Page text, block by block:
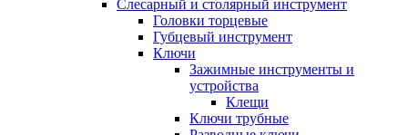
Слесарный и столярный инструмент
Головки торцевые
Губцевый инструмент
Ключи
Зажимные инструменты и
устройства
Клещи
Ключи трубные